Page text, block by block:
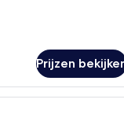
Prijzen
hotelkamer met een